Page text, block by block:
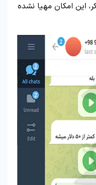
این امکان مهیا نشده